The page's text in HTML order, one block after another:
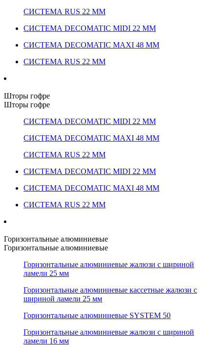
СИСТЕМА RUS 22 ММ
СИСТЕМА DECOMATIC MIDI 22 ММ
СИСТЕМА DECOMATIC MAXI 48 ММ
СИСТЕМА RUS 22 ММ
Шторы гофре
Шторы гофре
СИСТЕМА DECOMATIC MIDI 22 ММ
СИСТЕМА DECOMATIC MAXI 48 ММ
СИСТЕМА RUS 22 ММ
СИСТЕМА DECOMATIC MIDI 22 ММ
СИСТЕМА DECOMATIC MAXI 48 ММ
СИСТЕМА RUS 22 ММ
Горизонтальные алюминиевые
Горизонтальные алюминиевые
Горизонтальные алюминиевые жалюзи с шириной
ламели 25 мм
Горизонтальные алюминиевые кассетные жалюзи с
шириной ламели 25 мм
Горизонтальные алюминиевые SYSTEM 50
Горизонтальные алюминиевые жалюзи с шириной
ламели 16 мм